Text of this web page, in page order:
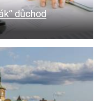
důchod